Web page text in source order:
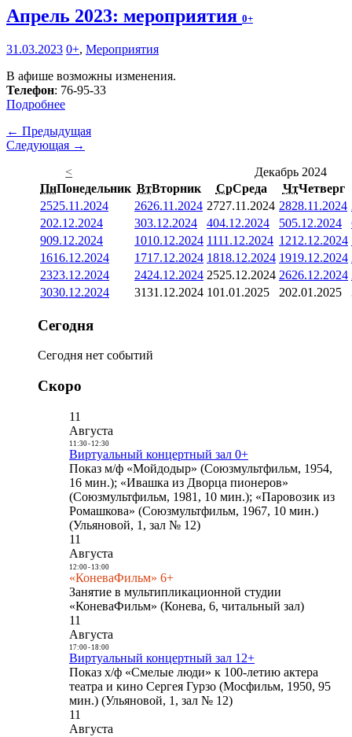
Апрель 2023: мероприятия 0+
31.03.2023 0+, Мероприятия
В афише возможны изменения.
Телефон: 76-95-33
Подробнее
← Предыдущая
Следующая →
<
Декабрь 2024
ПнПонедельник ВтВторник СрСреда ЧтЧетверг
2525.11.2024 2626.11.2024 2727.11.2024 2828.11.2024
202.12.2024 303.12.2024 404.12.2024 505.12.2024
909.12.2024 1010.12.2024 1111.12.2024 1212.12.2024
1616.12.2024 1717.12.2024 1818.12.2024 1919.12.2024
2323.12.2024 2424.12.2024 2525.12.2024 2626.12.2024
3030.12.2024 3131.12.2024 101.01.2025 202.01.2025
Сегодня
Сегодня нет событий
Скоро
11
Августа
11:30- 12:30
Виртуальный концертный зал 0+
Показ м/ф «Мойдодыр» (Союзмультфильм, 1954,
16 мин.); «Ивашка из Дворца пионеров»
(Союзмультфильм, 1981, 10 мин.); «Паровозик из
Ромашкова» (Союзмультфильм, 1967, 10 мин.)
(Ульяновой, 1, зал № 12)
11
Августа
12:00- 13:00
«КоневаФильм» 6+
Занятие в мультипликационной студии
«КоневаФильм» (Конева, 6, читальный зал)
11
Августа
17:00- 18:00
Виртуальный концертный зал 12+
Показ х/ф «Смелые люди» к 100-летию актера
театра и кино Сергея Гурзо (Мосфильм, 1950, 95
мин.) (Ульяновой, 1, зал № 12)
11
Августа